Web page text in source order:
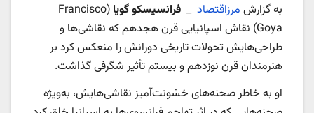
به گزارش مرزاقتصاد_ فرانسیسکو گویا (Francisco
Goya) نقاش اسپانیایی قرن هجدهم که نقاشی‌ها و
طراحی‌هایش تحولات تاریخی دورانش را منعکس کرد بر
هنرمندان قرن نوزدهم و بیستم تأثیر شگرفی گذاشت.
او به خاطر صحنه‌های خشونت‌آمیز نقاشی‌هایش، به‌ویژه